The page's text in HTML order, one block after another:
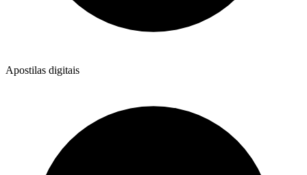
Apostilas digitais